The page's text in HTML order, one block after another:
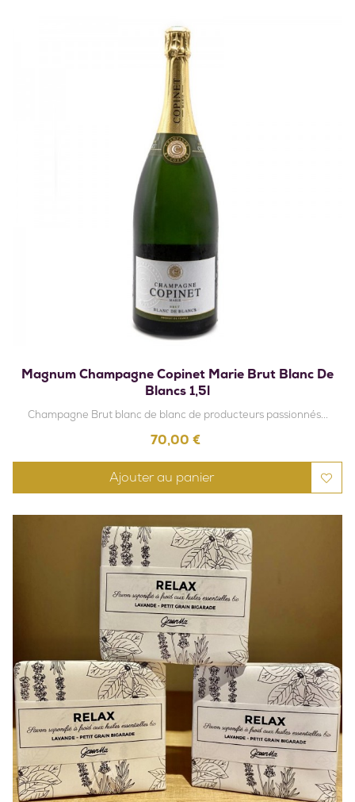
Magnum Champagne Copinet Marie Brut Blanc De
Blancs 1,5l
Champagne Brut blanc de blanc de producteurs passionnés...
Prix
70,00 €
Ajouter au panier